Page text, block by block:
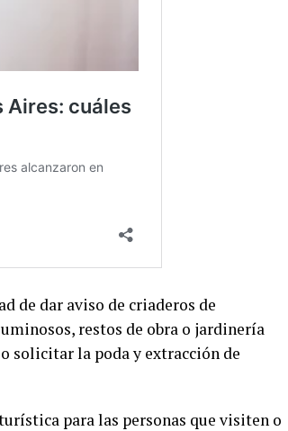
de dar aviso de criaderos de
restos de obra o jardinería
solicitar la poda y extracción de
para las personas que visiten o